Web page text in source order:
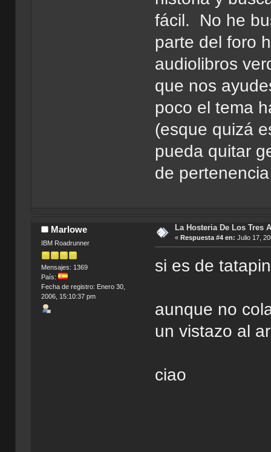
fácil. No he
parte del foro
audiolibros
que nos
poco el tema
(esque quizá
pueda quitar
de
Marlowe
IBM Roadrunner
Mensajes: 1369
País:
Fecha de registro: Enero 30,
2006, 15:10:37 pm
La Hosteria De Los Tres
« Respuesta #4 en: Julio 17,
si es de
aunque no
un vistazo al
ciao